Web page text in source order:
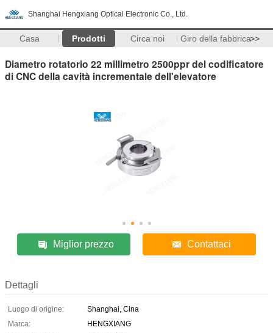
Shanghai Hengxiang Optical Electronic Co., Ltd.
Casa Prodotti Circa noi Giro della fabbrica>>
Diametro rotatorio 22 millimetro 2500ppr del codificatore
di CNC della cavità incrementale dell'elevatore
Miglior prezzo Contattaci
Dettagli
Luogo di origine:
Shanghai, Cina
Marca:
HENGXIANG